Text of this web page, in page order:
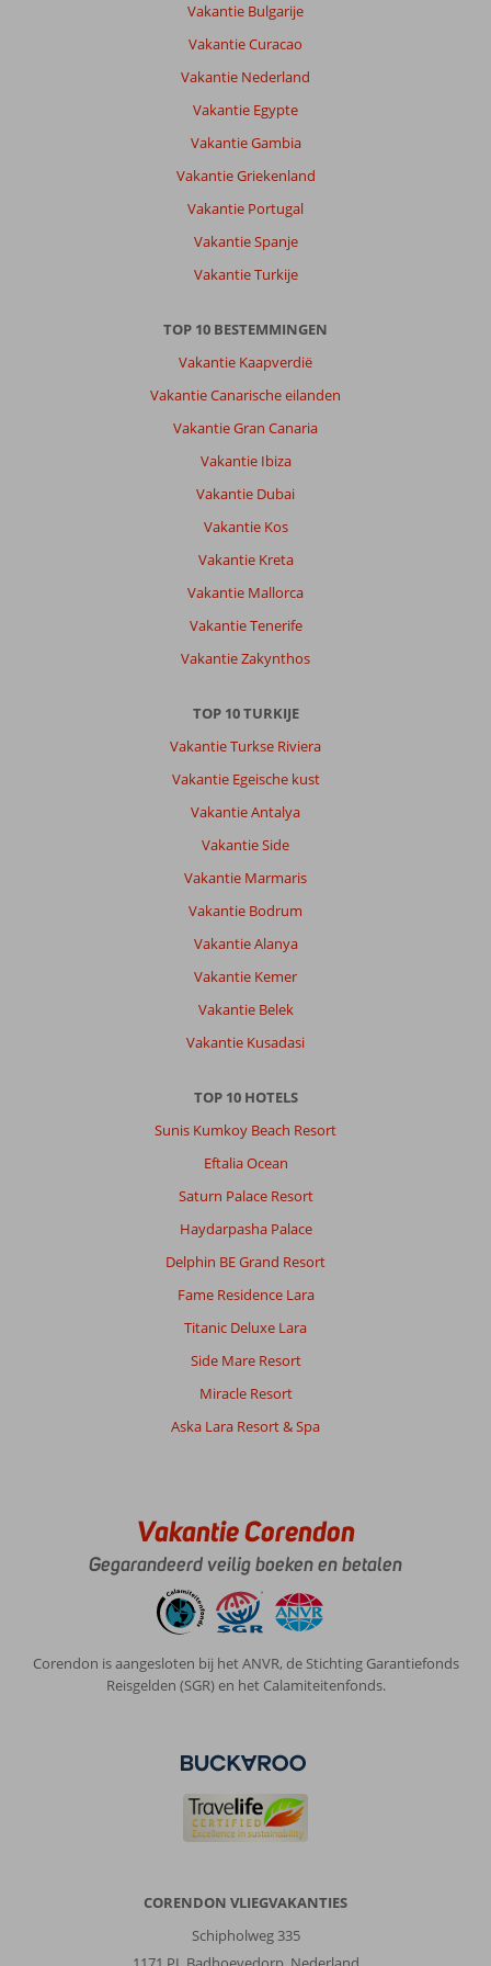
Vakantie Bulgarije
Vakantie Curacao
Vakantie Nederland
Vakantie Egypte
Vakantie Gambia
Vakantie Griekenland
Vakantie Portugal
Vakantie Spanje
Vakantie Turkije
TOP 10 BESTEMMINGEN
Vakantie Kaapverdië
Vakantie Canarische eilanden
Vakantie Gran Canaria
Vakantie Ibiza
Vakantie Dubai
Vakantie Kos
Vakantie Kreta
Vakantie Mallorca
Vakantie Tenerife
Vakantie Zakynthos
TOP 10 TURKIJE
Vakantie Turkse Riviera
Vakantie Egeische kust
Vakantie Antalya
Vakantie Side
Vakantie Marmaris
Vakantie Bodrum
Vakantie Alanya
Vakantie Kemer
Vakantie Belek
Vakantie Kusadasi
TOP 10 HOTELS
Sunis Kumkoy Beach Resort
Eftalia Ocean
Saturn Palace Resort
Haydarpasha Palace
Delphin BE Grand Resort
Fame Residence Lara
Titanic Deluxe Lara
Side Mare Resort
Miracle Resort
Aska Lara Resort & Spa
Vakantie Corendon
Gegarandeerd veilig boeken en betalen
Corendon is aangesloten bij het ANVR, de Stichting Garantiefonds
Reisgelden (SGR) en het Calamiteitenfonds.
CORENDON VLIEGVAKANTIES
Schipholweg 335